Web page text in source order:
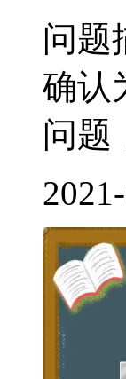
问题
确认
问题